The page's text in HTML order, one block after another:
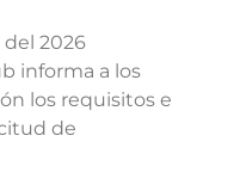
del 2026
informa a los
los requisitos e
de